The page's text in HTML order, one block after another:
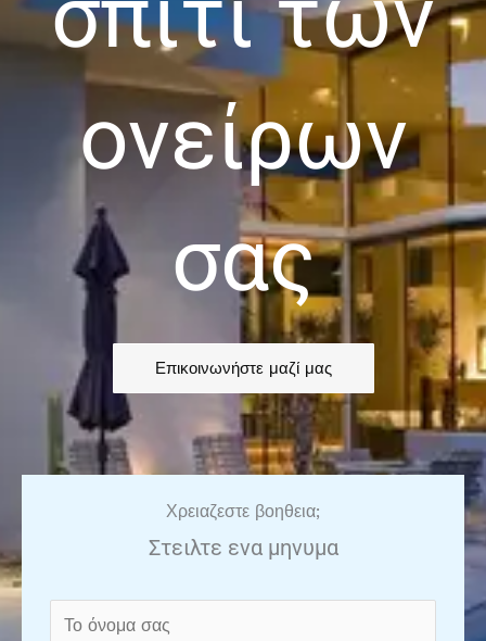
ονείρων
σας
Επικοινωνήστε μαζί μας
Χρειαζεστε βοηθεια;
Στειλτε ενα μηνυμα